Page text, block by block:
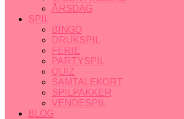
ÅRSDAG
SPIL
BINGO
DRUKSPIL
FERIE
PARTYSPIL
QUIZ
SAMTALEKORT
SPILPAKKER
VENDESPIL
BLOG